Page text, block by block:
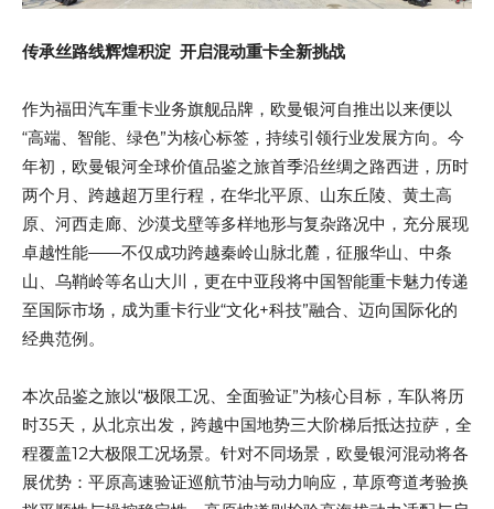
传承丝路线辉煌积淀 开启混动重卡全新挑战
作为福田汽车重卡业务旗舰品牌，欧曼银河自推出以来便以
“高端、智能、绿色”为核心标签，持续引领行业发展方向。今
年初，欧曼银河全球价值品鉴之旅首季沿丝绸之路西进，历时
两个月、跨越超万里行程，在华北平原、山东丘陵、黄土高
原、河西走廊、沙漠戈壁等多样地形与复杂路况中，充分展现
卓越性能——不仅成功跨越秦岭山脉北麓，征服华山、中条
山、乌鞘岭等名山大川，更在中亚段将中国智能重卡魅力传递
至国际市场，成为重卡行业“文化+科技”融合、迈向国际化的
经典范例。
本次品鉴之旅以“极限工况、全面验证”为核心目标，车队将历
时35天，从北京出发，跨越中国地势三大阶梯后抵达拉萨，全
程覆盖12大极限工况场景。针对不同场景，欧曼银河混动将各
展优势：平原高速验证巡航节油与动力响应，草原弯道考验换